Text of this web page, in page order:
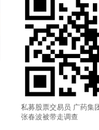
私募股票交易员 广药集
张春波被带走调查